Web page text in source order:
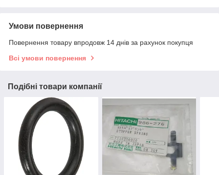
Умови повернення
Повернення товару впродовж 14 днів за рахунок покупця
Всі умови повернення
Подібні товари компанії